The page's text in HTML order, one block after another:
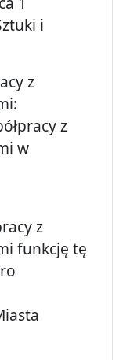
i
z
z
w
z
funkcję tę